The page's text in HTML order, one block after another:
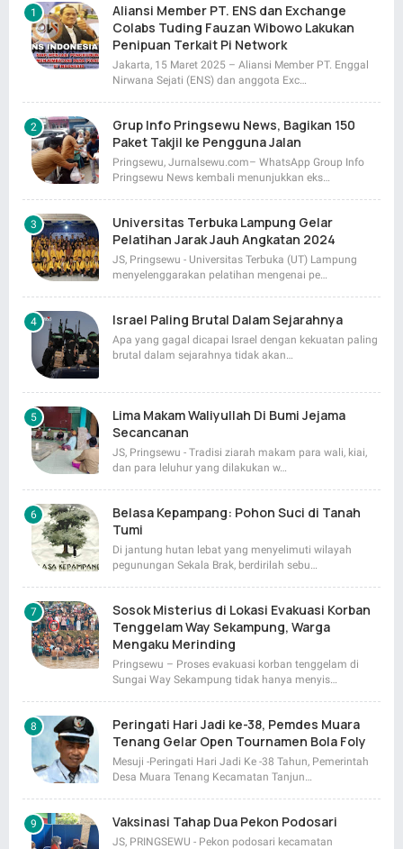
Aliansi Member PT. ENS dan Exchange
Colabs Tuding Fauzan Wibowo Lakukan
Penipuan Terkait Pi Network
Jakarta, 15 Maret 2025 – Aliansi Member PT. Enggal
Nirwana Sejati (ENS) dan anggota Exc…
Grup Info Pringsewu News, Bagikan 150
Paket Takjil ke Pengguna Jalan
Pringsewu, Jurnalsewu.com– WhatsApp Group Info
Pringsewu News kembali menunjukkan eks…
Universitas Terbuka Lampung Gelar
Pelatihan Jarak Jauh Angkatan 2024
JS, Pringsewu - Universitas Terbuka (UT) Lampung
menyelenggarakan pelatihan mengenai pe…
Israel Paling Brutal Dalam Sejarahnya
Apa yang gagal dicapai Israel dengan kekuatan paling
brutal dalam sejarahnya tidak akan…
Lima Makam Waliyullah Di Bumi Jejama
Secancanan
JS, Pringsewu - Tradisi ziarah makam para wali, kiai,
dan para leluhur yang dilakukan w…
Belasa Kepampang: Pohon Suci di Tanah
Tumi
Di jantung hutan lebat yang menyelimuti wilayah
pegunungan Sekala Brak, berdirilah sebu…
Sosok Misterius di Lokasi Evakuasi Korban
Tenggelam Way Sekampung, Warga
Mengaku Merinding
Pringsewu – Proses evakuasi korban tenggelam di
Sungai Way Sekampung tidak hanya menyis…
Peringati Hari Jadi ke-38, Pemdes Muara
Tenang Gelar Open Tournamen Bola Foly
Mesuji -Peringati Hari Jadi Ke -38 Tahun, Pemerintah
Desa Muara Tenang Kecamatan Tanjun…
Vaksinasi Tahap Dua Pekon Podosari
JS, PRINGSEWU - Pekon podosari kecamatan